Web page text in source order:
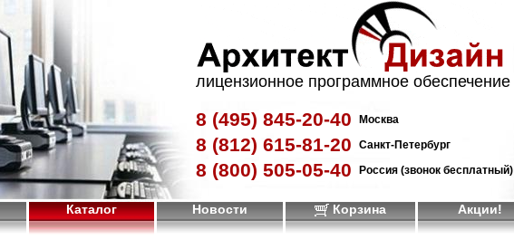
лицензионное программное обеспечение
8 (495) 845-20-40 Москва
8 (812) 615-81-20 Санкт-Петербург
8 (800) 505-05-40 Россия (звонок бесплатный)
Каталог Новости Корзина Акции!